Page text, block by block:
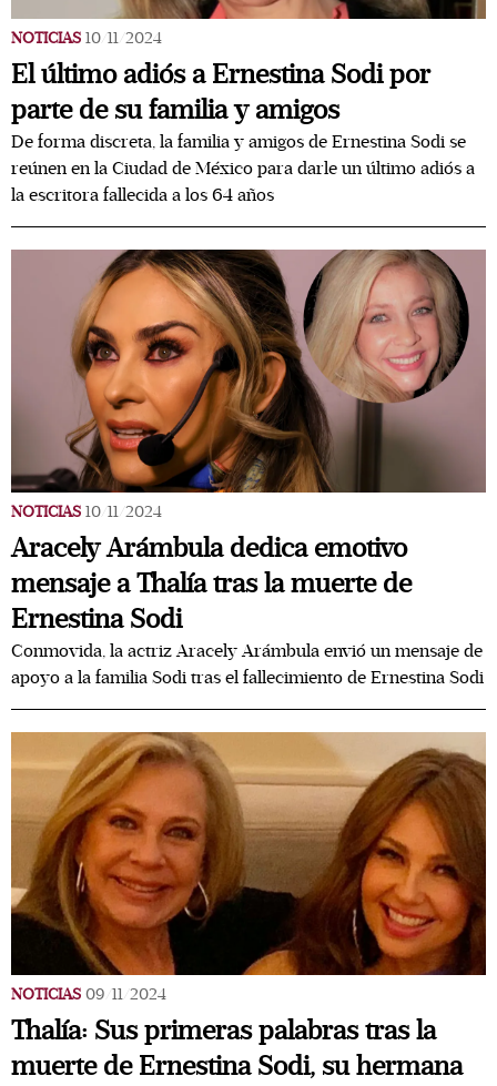
NOTICIAS 10/11/2024
El último adiós a Ernestina Sodi por
parte de su familia y amigos
De forma discreta, la familia y amigos de Ernestina Sodi se
reúnen en la Ciudad de México para darle un último adiós a
la escritora fallecida a los 64 años
NOTICIAS 10/11/2024
Aracely Arámbula dedica emotivo
mensaje a Thalía tras la muerte de
Ernestina Sodi
Conmovida, la actriz Aracely Arámbula envió un mensaje de
apoyo a la familia Sodi tras el fallecimiento de Ernestina Sodi
NOTICIAS 09/11/2024
Thalía: Sus primeras palabras tras la
muerte de Ernestina Sodi, su hermana